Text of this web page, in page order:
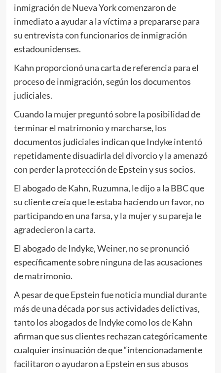
inmigración de Nueva York comenzaron de
inmediato a ayudar a la víctima a prepararse para
su entrevista con funcionarios de inmigración
estadounidenses.
Kahn proporcionó una carta de referencia para el
proceso de inmigración, según los documentos
judiciales.
Cuando la mujer preguntó sobre la posibilidad de
terminar el matrimonio y marcharse, los
documentos judiciales indican que Indyke intentó
repetidamente disuadirla del divorcio y la amenazó
con perder la protección de Epstein y sus socios.
El abogado de Kahn, Ruzumna, le dijo a la BBC que
su cliente creía que le estaba haciendo un favor, no
participando en una farsa, y la mujer y su pareja le
agradecieron la carta.
El abogado de Indyke, Weiner, no se pronunció
específicamente sobre ninguna de las acusaciones
de matrimonio.
A pesar de que Epstein fue noticia mundial durante
más de una década por sus actividades delictivas,
tanto los abogados de Indyke como los de Kahn
afirman que sus clientes rechazan categóricamente
cualquier insinuación de que “intencionadamente
facilitaron o ayudaron a Epstein en sus abusos